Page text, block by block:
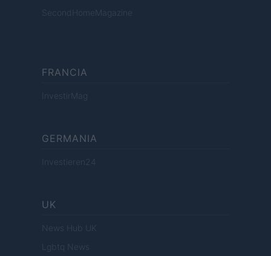
SecondHomeMagazine
FRANCIA
InvestirMag
GERMANIA
Investieren24
UK
News Hub UK
Lgbtq News